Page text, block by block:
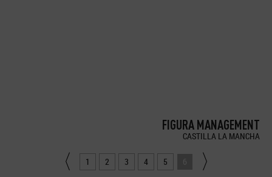
FIGURA MANAGEMENT
CASTILLA LA MANCHA
1 2 3 4 5 6